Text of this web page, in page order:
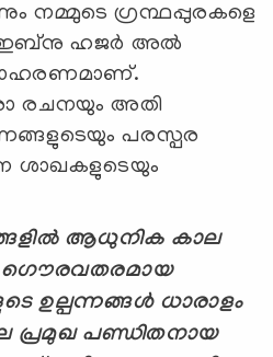
നമ്മുടെ ഗ്രന്ഥപ്പുരകളെ
ഇബ്നു ഹജര്‍ അല്‍
രചനയും അതി
പരസ്പര
ശാഖകളുടെയും
ആധുനിക കാല
ഗൌരവതരമായ
ഉല്പന്നങ്ങള്‍ ധാരാളം
പ്രമുഖ പണ്ഡിതനായ